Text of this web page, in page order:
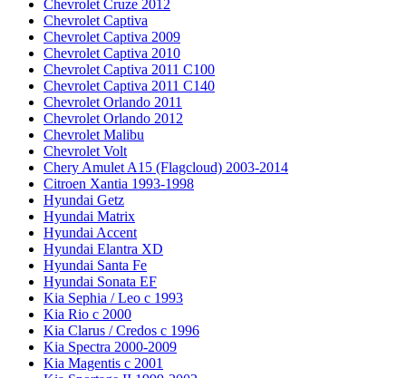
Chevrolet Cruze 2012
Chevrolet Captiva
Chevrolet Captiva 2009
Chevrolet Captiva 2010
Chevrolet Captiva 2011 C100
Chevrolet Captiva 2011 C140
Chevrolet Orlando 2011
Chevrolet Orlando 2012
Chevrolet Malibu
Chevrolet Volt
Chery Amulet A15 (Flagcloud) 2003-2014
Citroen Xantia 1993-1998
Hyundai Getz
Hyundai Matrix
Hyundai Accent
Hyundai Elantra XD
Hyundai Santa Fe
Hyundai Sonata EF
Kia Sephia / Leo с 1993
Kia Rio с 2000
Kia Clarus / Credos с 1996
Kia Spectra 2000-2009
Kia Magentis с 2001